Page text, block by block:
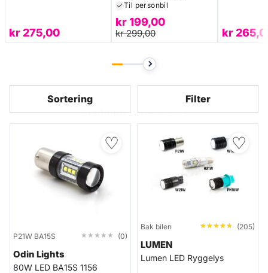
kr275,00
Til personbil
kr199,00
kr299,00 kr
Sortering Filter
♡
P21W BA15S ★★★★★
★★★★★ (0)
Odin Lights
80W LED BA15S 1156
♡
Bak bilen ★★★★★
★★★★★ (205)
LUMEN
Lumen LED Ryggelys